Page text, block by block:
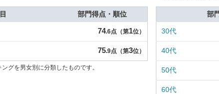
部門得点・順位
74.6点（第1位）
75.9点（第3位）
グを男女別に分類したものです。
部
30代
40代
50代
60代